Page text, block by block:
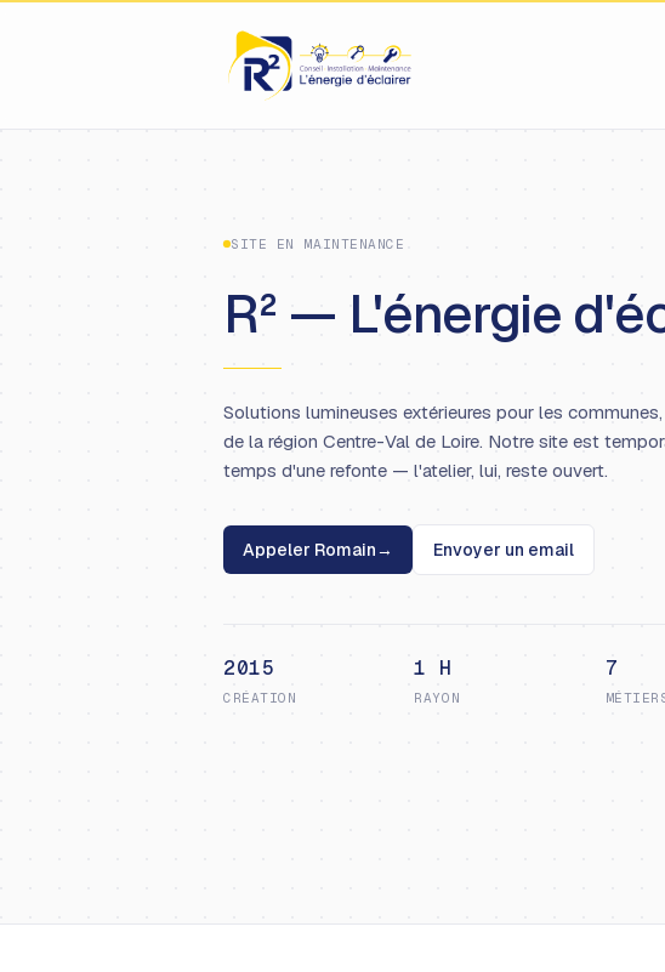
SITE EN MAINTENANCE
R² — L'énergie
Solutions lumineuses extérieures pour les
de la région Centre-Val de Loire. Notre site est
temps d'une refonte — l'atelier, lui, reste ouvert.
Appeler Romain→ Envoyer un email
2015
CRÉATION
1 H
RAYON
7